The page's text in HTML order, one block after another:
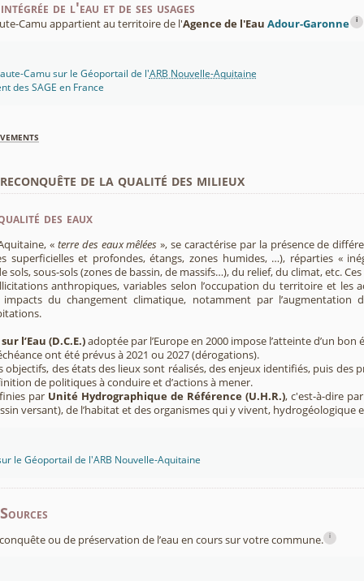
de l'eau et de ses usages
Camu appartient au territoire de l'Agence de l'Eau Adour-Garonne i
Camu sur le Géoportail de l'ARB Nouvelle-Aquitaine
des SAGE en France
de la qualité des milieux
des eaux
« terre des eaux mêlées », se caractérise par la présence de
superficielles et profondes, étangs, zones humides, …), réparties «
sols, sous-sols (zones de bassin, de massifs…), du relief, du climat, etc.
anthropiques, variables selon l’occupation du territoire et les
impacts du changement climatique, notamment par l’augmentation
l’Eau (D.C.E.)adoptée par l’Europe en 2000 impose l’atteinte d’un
ont été prévus à 2021 ou 2027 (dérogations).
objectifs, des états des lieux sont réalisés, des enjeux identifiés, puis des
de politiques à conduire et d’actions à mener.
par Unité Hydrographique de Référence (U.H.R.), c'est-à-dire
versant), de l’habitat et des organismes qui y vivent, hydrogéologique
le Géoportail de l'ARB Nouvelle-Aquitaine
ou de préservation de l’eau en cours sur votre commune. i